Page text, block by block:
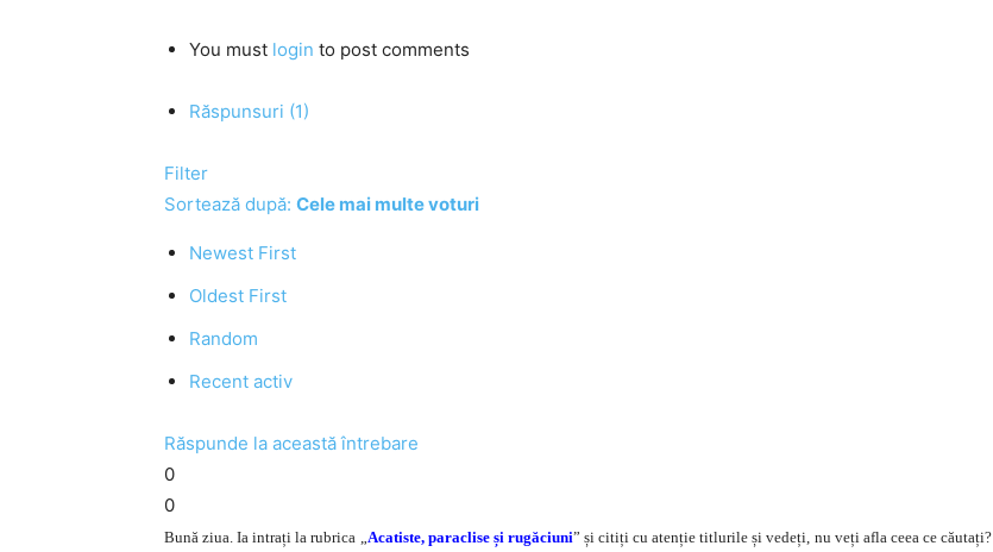
You must login to post comments
Răspunsuri (1)
Filter
Sortează după: Cele mai multe voturi
Newest First
Oldest First
Random
Recent activ
Răspunde la această întrebare
0
0
Bună ziua. Ia intrați la rubrica „Acatiste, paraclise și rugăciuni” și citiți cu atenție titlurile și vedeți, nu veți afla ceea ce căutați?